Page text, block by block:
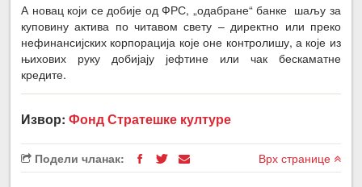
А новац који се добије од ФРС, „одабране“ банке шаљу за
куповину актива по читавом свету – директно или преко
нефинансијских корпорација које оне контролишу, а које из
њихових руку добијају јефтине или чак бескаматне
кредите.
Извор:Фонд Стратешке културе
Подели чланак: Врх странице